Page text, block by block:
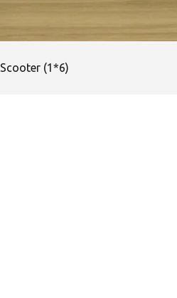
Scooter (1*6)